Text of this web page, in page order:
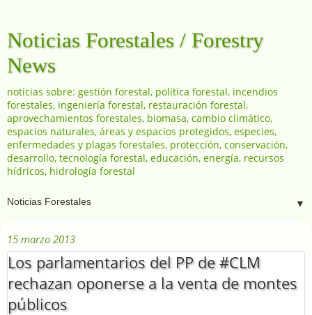
Noticias Forestales / Forestry
News
noticias sobre: gestión forestal, política forestal, incendios
forestales, ingeniería forestal, restauración forestal,
aprovechamientos forestales, biomasa, cambio climático,
espacios naturales, áreas y espacios protegidos, especies,
enfermedades y plagas forestales, protección, conservación,
desarrollo, tecnología forestal, educación, energía, recursos
hídricos, hidrología forestal
▼
15 marzo 2013
Los parlamentarios del PP de #CLM
rechazan oponerse a la venta de montes
públicos